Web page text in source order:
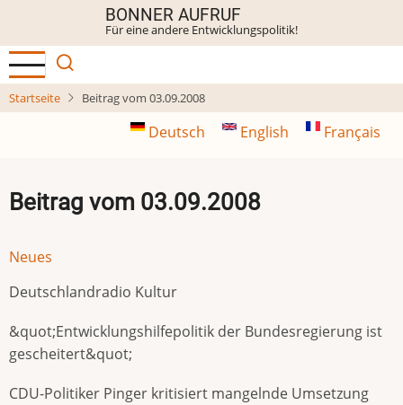
Inhalt
BONNER AUFRUF
Für eine andere Entwicklungspolitik!
Startseite Beitrag vom 03.09.2008
Deutsch English Français
Beitrag vom 03.09.2008
Neues
Deutschlandradio Kultur
&quot;Entwicklungshilfepolitik der Bundesregierung ist
gescheitert&quot;
CDU-Politiker Pinger kritisiert mangelnde Umsetzung